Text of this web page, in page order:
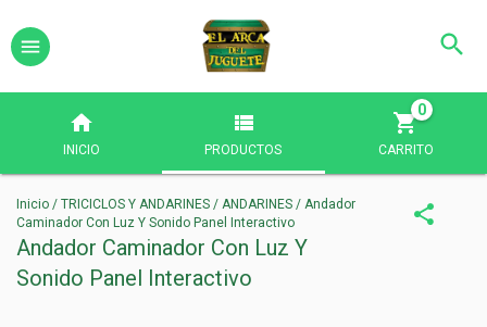
INICIO PRODUCTOS CARRITO
0
Inicio / TRICICLOS Y ANDARINES / ANDARINES / Andador
Caminador Con Luz Y Sonido Panel Interactivo
Andador Caminador Con Luz Y
Sonido Panel Interactivo